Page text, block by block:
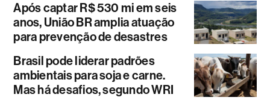
Após captar R$ 530 mi em seis
anos, União BR amplia atuação
para prevenção de desastres
Brasil pode liderar padrões
ambientais para soja e carne.
Mas há desafios, segundo WRI